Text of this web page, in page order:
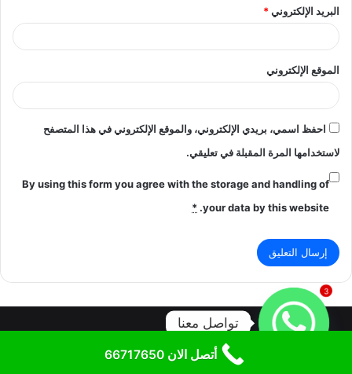
البريد الإلكتروني*
الموقع الإلكتروني
احفظ اسمي، بريدي الإلكتروني، والموقع الإلكتروني في هذا المتصفح
لاستخدامها المرة المقبلة في تعليقي.
By using this form you agree with the storage and handling of
your data by this website.
*
أتصل الان 66717650
3
تواصل معنا